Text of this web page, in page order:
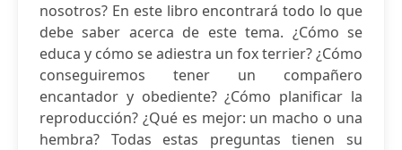
nosotros? En este libro encontrará todo lo que
debe saber acerca de este tema. ¿Cómo se
educa y cómo se adiestra un fox terrier? ¿Cómo
conseguiremos tener un compañero
encantador y obediente? ¿Cómo planificar la
reproducción? ¿Qué es mejor: un macho o una
hembra? Todas estas preguntas tienen su